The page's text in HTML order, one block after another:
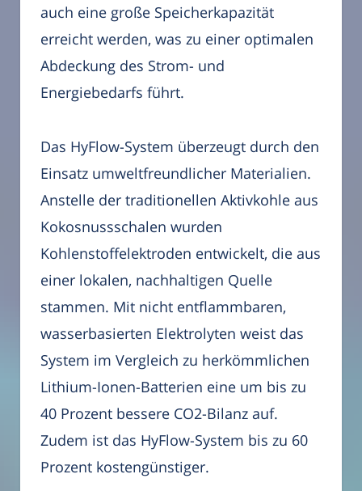
auch eine große Speicherkapazität
erreicht werden, was zu einer optimalen
Abdeckung des Strom- und
Energiebedarfs führt.
Das HyFlow-System überzeugt durch den
Einsatz umweltfreundlicher Materialien.
Anstelle der traditionellen Aktivkohle aus
Kokosnussschalen wurden
Kohlenstoffelektroden entwickelt, die aus
einer lokalen, nachhaltigen Quelle
stammen. Mit nicht entflammbaren,
wasserbasierten Elektrolyten weist das
System im Vergleich zu herkömmlichen
Lithium-Ionen-Batterien eine um bis zu
40 Prozent bessere CO2-Bilanz auf.
Zudem ist das HyFlow-System bis zu 60
Prozent kostengünstiger.